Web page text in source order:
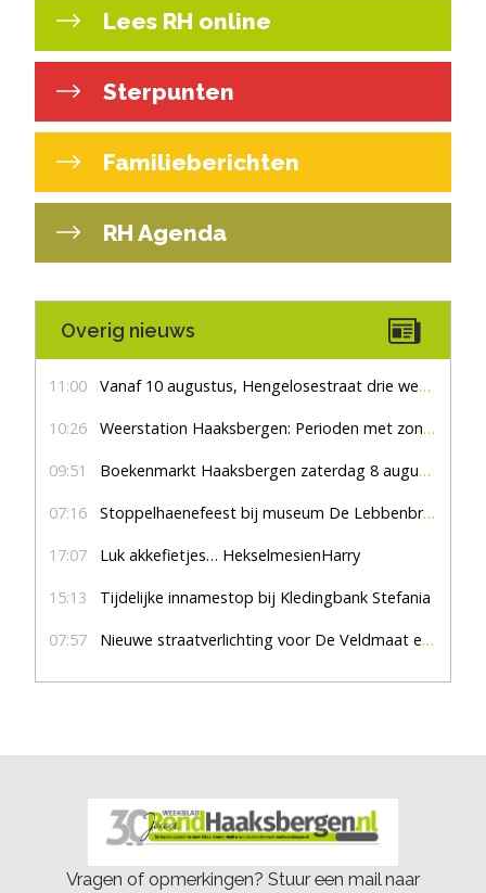
Lees RH online
Sterpunten
Familieberichten
RH Agenda
Overig nieuws
11:00 Vanaf 10 augustus, Hengelosestraat drie weken dicht voor doorgaand verkeer
10:26 Weerstation Haaksbergen: Perioden met zon en droog
09:51 Boekenmarkt Haaksbergen zaterdag 8 augustus, marktplein Haaksbergen
07:16 Stoppelhaenefeest bij museum De Lebbenbrugge
17:07 Luk akkefietjes… HekselmesienHarry
15:13 Tijdelijke innamestop bij Kledingbank Stefania
07:57 Nieuwe straatverlichting voor De Veldmaat en De Pas
Vragen of opmerkingen? Stuur een mail naar